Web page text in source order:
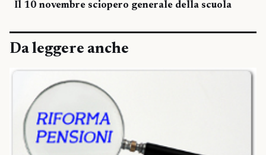
Il 10 novembre sciopero generale della scuola
Da leggere anche